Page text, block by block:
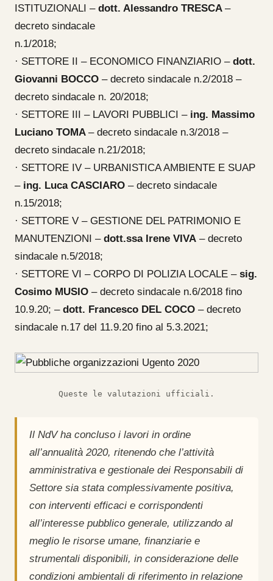
ISTITUZIONALI – dott. Alessandro TRESCA –
decreto sindacale
n.1/2018;
· SETTORE II – ECONOMICO FINANZIARIO –dott.
Giovanni BOCCO – decreto sindacale n.2/2018 –
decreto sindacale n. 20/2018;
· SETTORE III – LAVORI PUBBLICI –ing. Massimo
Luciano TOMA – decreto sindacale n.3/2018 –
decreto sindacale n.21/2018;
· SETTORE IV – URBANISTICA AMBIENTE E SUAP
– ing. Luca CASCIARO – decreto sindacale
n.15/2018;
· SETTORE V – GESTIONE DEL PATRIMONIO E
MANUTENZIONI – dott.ssa Irene VIVA – decreto
sindacale n.5/2018;
· SETTORE VI – CORPO DI POLIZIA LOCALE – sig.
Cosimo MUSIO – decreto sindacale n.6/2018 fino
10.9.20; –dott. Francesco DEL COCO – decreto
sindacale n.17 del 11.9.20 fino al 5.3.2021;
Queste le valutazioni ufficiali.
Il NdV ha concluso i lavori in ordine
all’annualità 2020, ritenendo che l’attività
amministrativa e gestionale dei Responsabili di
Settore sia stata complessivamente positiva,
con interventi efficaci e corrispondenti
all’interesse pubblico generale, utilizzando al
meglio le risorse umane, finanziarie e
strumentali disponibili, in considerazione delle
condizioni ambientali di riferimento in relazione